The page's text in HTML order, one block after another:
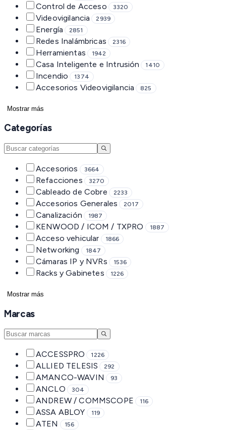
Control de Acceso 3320
Videovigilancia 2939
Energía 2851
Redes Inalámbricas 2316
Herramientas 1942
Casa Inteligente e Intrusión 1410
Incendio 1374
Accesorios Videovigilancia 825
Mostrar más
Categorías
Accesorios 3664
Refacciones 3270
Cableado de Cobre 2233
Accesorios Generales 2017
Canalización 1987
KENWOOD / ICOM / TXPRO 1887
Acceso vehicular 1866
Networking 1847
Cámaras IP y NVRs 1536
Racks y Gabinetes 1226
Mostrar más
Marcas
ACCESSPRO 1226
ALLIED TELESIS 292
AMANCO-WAVIN 93
ANCLO 304
ANDREW / COMMSCOPE 116
ASSA ABLOY 119
ATEN 156